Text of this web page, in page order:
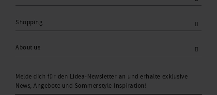
Shopping
About us
Melde dich für den Lidea-Newsletter an und erhalte exklusive
News, Angebote und Sommerstyle-Inspiration!